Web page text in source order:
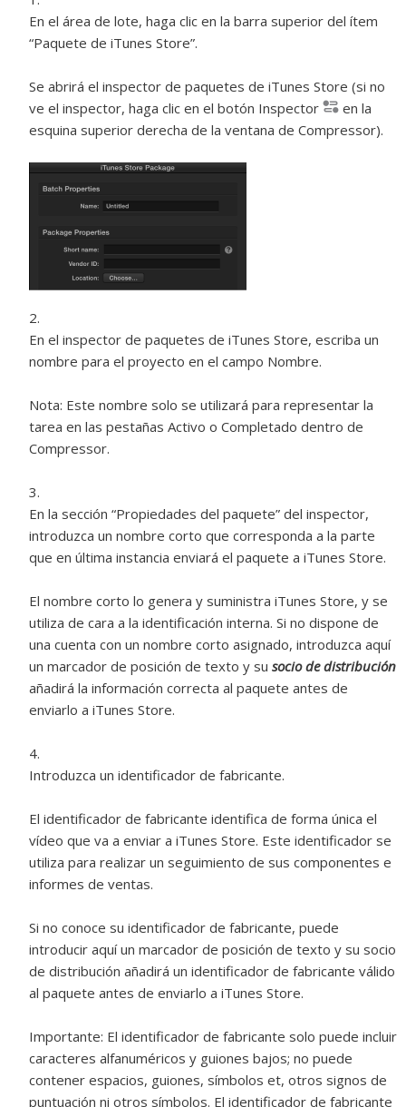
En el área de lote, haga clic en la barra superior del ítem
“Paquete de iTunes Store”.
Se abrirá el inspector de paquetes de iTunes Store (si no
ve el inspector, haga clic en el botón Inspector
en la
esquina superior derecha de la ventana de Compressor).
En el inspector de paquetes de iTunes Store, escriba un
nombre para el proyecto en el campo Nombre.
Nota: Este nombre solo se utilizará para representar la
tarea en las pestañas Activo o Completado dentro de
Compressor.
En la sección “Propiedades del paquete” del inspector,
introduzca un nombre corto que corresponda a la parte
que en última instancia enviará el paquete a iTunes Store.
El nombre corto lo genera y suministra iTunes Store, y se
utiliza de cara a la identificación interna. Si no dispone de
una cuenta con un nombre corto asignado, introduzca aquí
un marcador de posición de texto y su socio de distribución
añadirá la información correcta al paquete antes de
enviarlo a iTunes Store.
Introduzca un identificador de fabricante.
El identificador de fabricante identifica de forma única el
vídeo que va a enviar a iTunes Store. Este identificador se
utiliza para realizar un seguimiento de sus componentes e
informes de ventas.
Si no conoce su identificador de fabricante, puede
introducir aquí un marcador de posición de texto y su socio
de distribución añadirá un identificador de fabricante válido
al paquete antes de enviarlo a iTunes Store.
Importante: El identificador de fabricante solo puede incluir
caracteres alfanuméricos y guiones bajos; no puede
contener espacios, guiones, símbolos et, otros signos de
puntuación ni otros símbolos. El identificador de fabricante